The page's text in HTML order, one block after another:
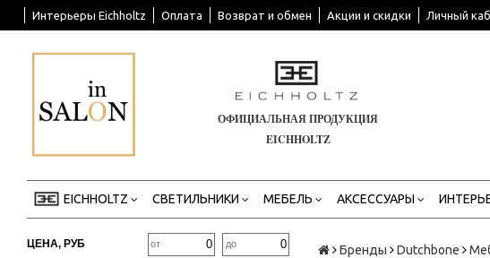
Интерьеры Eichholtz Оплата Возврат и обмен Акции и скидки Личный
ОФИЦИАЛЬНАЯ ПРОДУКЦИЯ
EICHHOLTZ
EICHHOLTZ СВЕТИЛЬНИКИ МЕБЕЛЬ АКСЕССУАРЫ
ЦЕНА, РУБ от до Бренды Dutchbone